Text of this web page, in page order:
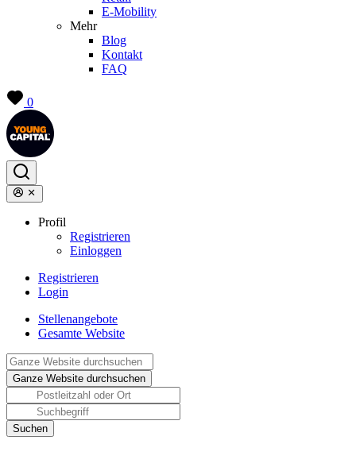
E-Mobility
Mehr
Blog
Kontakt
FAQ
0
Profil
Registrieren
Einloggen
Registrieren
Login
Stellenangebote
Gesamte Website